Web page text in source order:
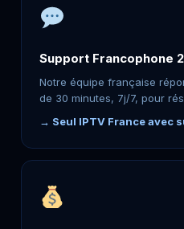
Support Francophone
Notre équipe française
de 30 minutes, 7j/7, pour
→ Seul IPTV France avec